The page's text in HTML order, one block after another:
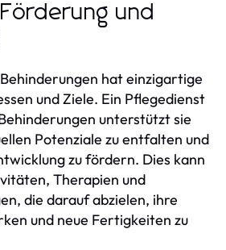
und
hat einzigartige
und Ziele. Ein Pflegedienst
unterstützt sie
Potenziale zu entfalten und
zu fördern. Dies kann
Therapien und
die darauf abzielen, ihre
und neue Fertigkeiten zu